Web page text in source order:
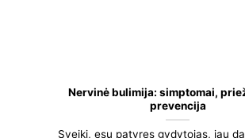
Nervinė bulimija: simptomai,
prevencija
Sveiki, esu patyręs gydytojas, jau